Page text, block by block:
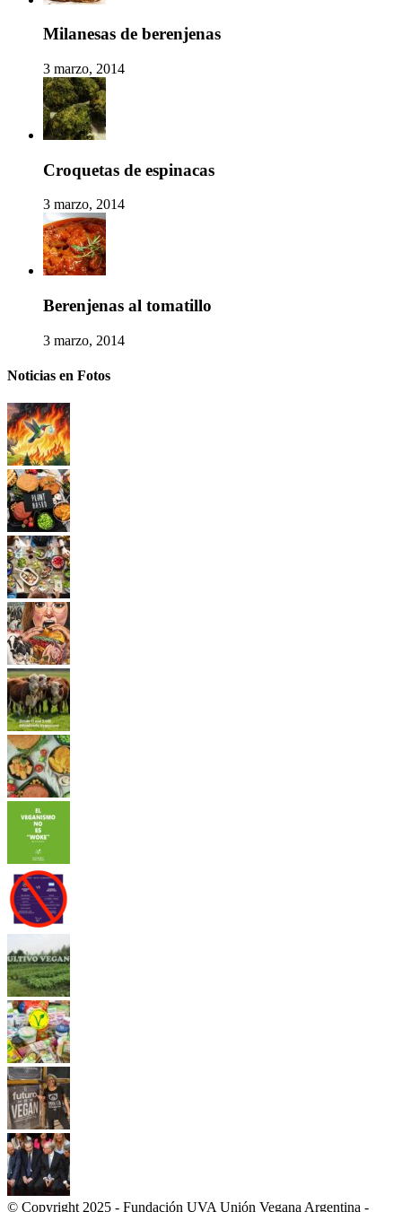
Milanesas de berenjenas
3 marzo, 2014
Croquetas de espinacas
3 marzo, 2014
Berenjenas al tomatillo
3 marzo, 2014
Noticias en Fotos
© Copyright 2025 - Fundación UVA Unión Vegana Argentina -